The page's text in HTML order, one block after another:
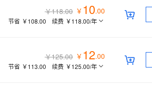
￥118.00 ￥ 10.00
节省 ￥108.00 续费 ￥118.00/年
￥125.00 ￥ 12.00
节省 ￥113.00 续费 ￥125.00/年